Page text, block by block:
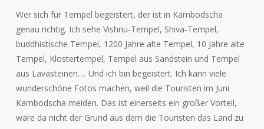
Wer sich für Tempel begeistert, der ist in Kambodscha
genau richtig. Ich sehe Vishnu-Tempel, Shiva-Tempel,
buddhistische Tempel, 1200 Jahre alte Tempel, 10 Jahre alte
Tempel, Klostertempel, Tempel aus Sandstein und Tempel
aus Lavasteinen…. Und ich bin begeistert. Ich kann viele
wunderschöne Fotos machen, weil die Touristen im Juni
Kambodscha meiden. Das ist einerseits ein großer Vorteil,
wäre da nicht der Grund aus dem die Touristen das Land zu